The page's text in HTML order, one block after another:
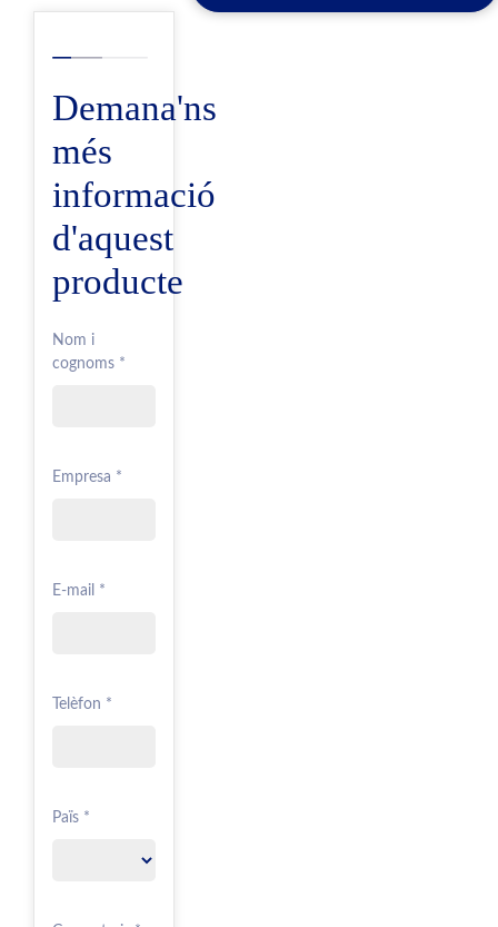
Demana'ns
més
informació
d'aquest
producte
Nom i
cognoms *
Empresa *
E-mail *
Telèfon *
Païs *